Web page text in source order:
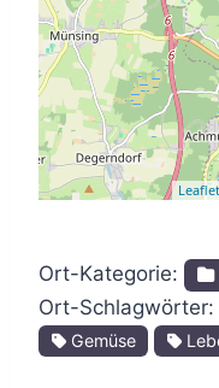
Leaflet
Ort-Kategorie:
Ort-Schlagwörter:
Gemüse